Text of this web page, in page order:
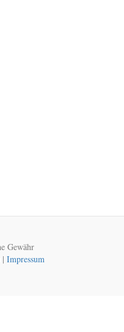
Gewähr
| Impressum